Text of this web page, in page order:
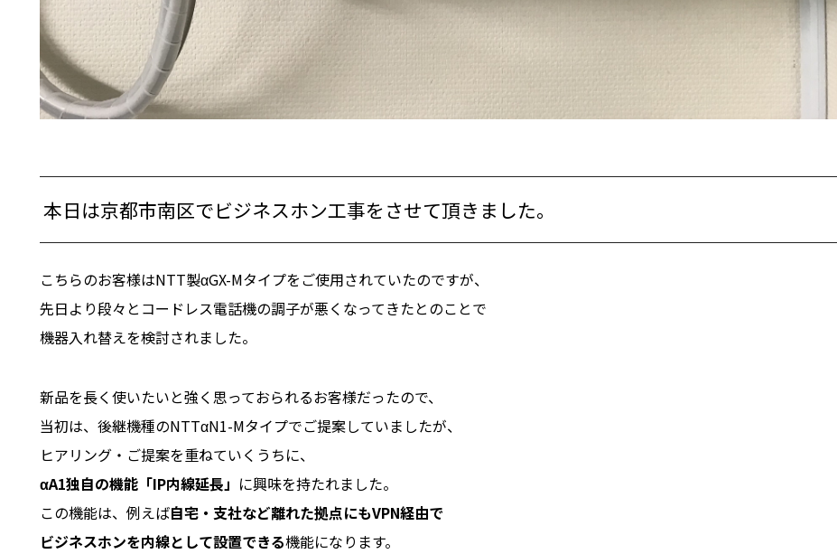
本日は京都市南区でビジネスホン工事をさせて頂きました。
こちらのお客様はNTT製αGX-Mタイプをご使用されていたのですが、
先日より段々とコードレス電話機の調子が悪くなってきたとのことで
機器入れ替えを検討されました。
新品を長く使いたいと強く思っておられるお客様だったので、
当初は、後継機種のNTTαN1-Mタイプでご提案していましたが、
ヒアリング・ご提案を重ねていくうちに、
αA1独自の機能「IP内線延長」 に興味を持たれました。
この機能は、例えば自宅・支社など離れた拠点にもVPN経由で
ビジネスホンを内線として設置できる機能になります。